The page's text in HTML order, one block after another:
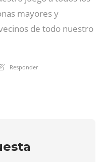
mayores y
de todo nuestro
Responder